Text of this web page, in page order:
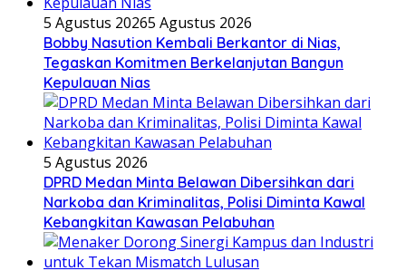
5 Agustus 20265 Agustus 2026
Bobby Nasution Kembali Berkantor di Nias,
Tegaskan Komitmen Berkelanjutan Bangun
Kepulauan Nias
5 Agustus 2026
DPRD Medan Minta Belawan Dibersihkan dari
Narkoba dan Kriminalitas, Polisi Diminta Kawal
Kebangkitan Kawasan Pelabuhan